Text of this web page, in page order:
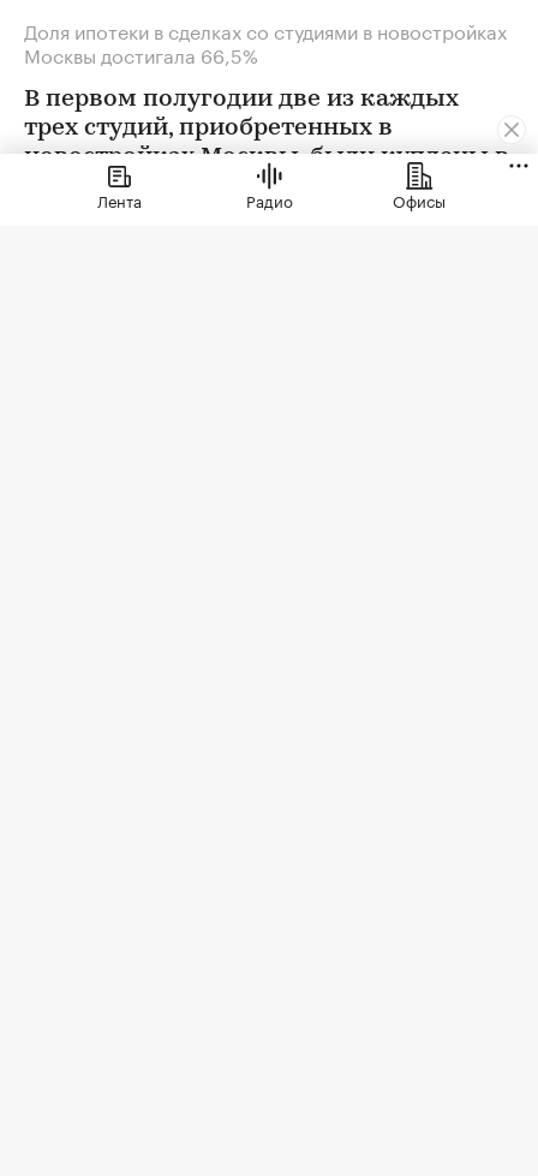
Доля ипотеки в сделках со студиями в новостройках
Москвы достигала 66,5%
В первом полугодии две из каждых
трех студий, приобретенных в
новостройках Москвы, были куплены в
ипотеку. В сегменте трешек ипотечных
сделок менее половины, а среди
Лента Радио Офисы